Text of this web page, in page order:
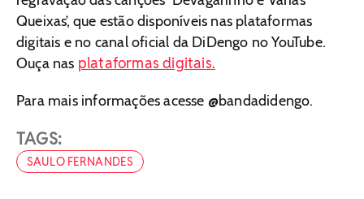
Queixas’, que estão disponíveis nas plataformas
digitais e no canal oficial da DiDengo no YouTube.
Ouça nas plataformas digitais.
Para mais informações acesse @bandadidengo.
TAGS:
SAULO FERNANDES